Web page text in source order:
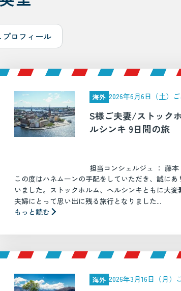
ロフィール
海外 2026年6月6日（土）
S様ご夫妻/ストック
ルシンキ 9日間の旅
担当コンシェルジュ ： 藤
この度はハネムーンの手配をしていただき、誠にあ
いました。ストックホルム、ヘルシンキともに大変
夫婦にとって思い出に残る旅行となりました...
もっと読む
海外 2026年3月16日（月）